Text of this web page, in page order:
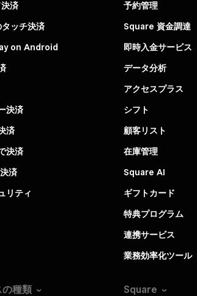
済
ッチ決済
on Android
決済
済
決済
済
リティ
予約管理
Square 資金調達
即時入金サービス
データ分析
アクセスプラス
シフト
顧客リスト
在庫管理
Square AI
ギフトカード
特典プログラム
連携サービス
業務効率化ツール
の種類 Square